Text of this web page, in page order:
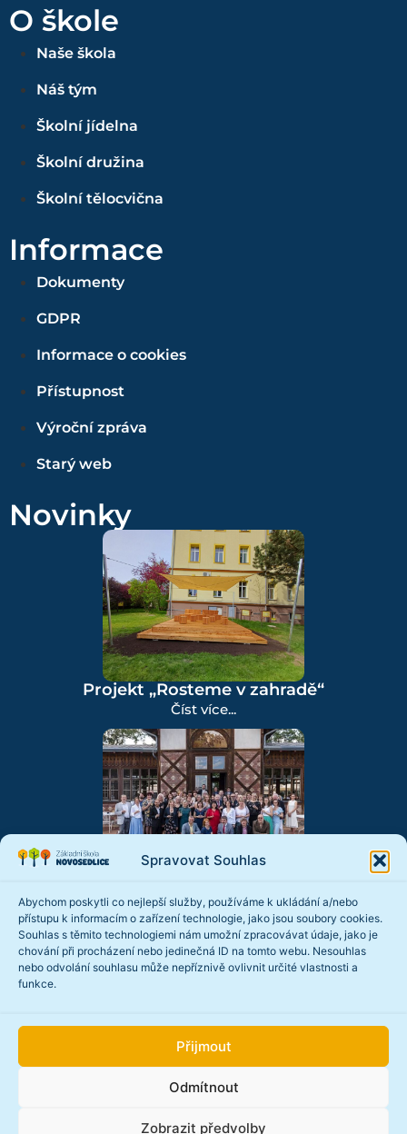
Spravovat Souhlas
Abychom poskytli co nejlepší služby, používáme k ukládání a/nebo
přístupu k informacím o zařízení technologie, jako jsou soubory cookies.
Souhlas s těmito technologiemi nám umožní zpracovávat údaje, jako je
chování při procházení nebo jedinečná ID na tomto webu. Nesouhlas
nebo odvolání souhlasu může nepříznivě ovlivnit určité vlastnosti a
funkce.
Přijmout
Odmítnout
Zobrazit předvolby
O škole
Naše škola
Náš tým
Školní jídelna
Školní družina
Školní tělocvična
Informace
Dokumenty
GDPR
Informace o cookies
Přístupnost
Výroční zpráva
Starý web
Novinky
Projekt „Rosteme v zahradě“
Číst více...
Vedeme školu pro děti
Trenéři ve škole